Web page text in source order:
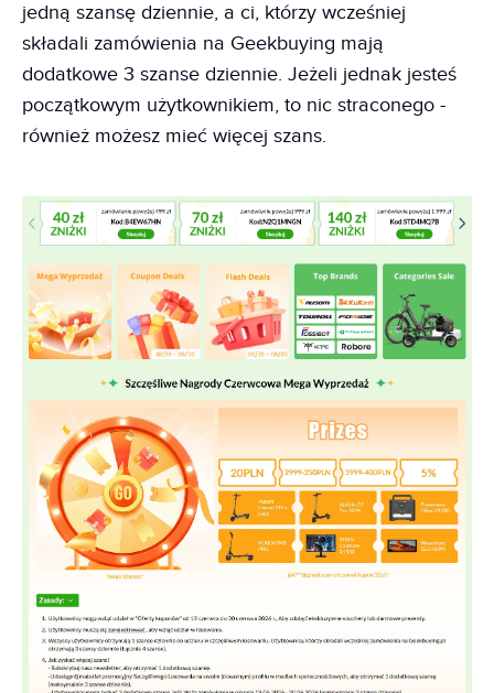
jedną szansę dziennie, a ci, którzy wcześniej
składali zamówienia na Geekbuying mają
dodatkowe 3 szanse dziennie. Jeżeli jednak jesteś
początkowym użytkownikiem, to nic straconego -
również możesz mieć więcej szans.